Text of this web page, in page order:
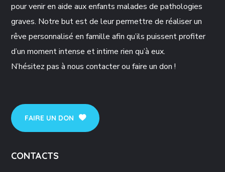
pour venir en aide aux enfants malades de pathologies
graves. Notre but est de leur permettre de réaliser un
rêve personnalisé en famille afin qu’ils puissent profiter
d’un moment intense et intime rien qu’à eux.
N’hésitez pas à nous contacter ou faire un don !
FAIRE UN DON
CONTACTS